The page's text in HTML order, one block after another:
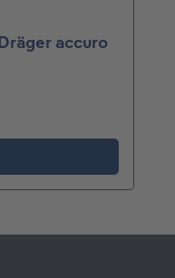
accuro